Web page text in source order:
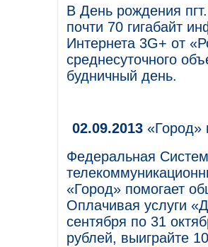
В День рождения
почти 70 гигабайт
Интернета 3G+ от
среднесуточного
будничный день.
02.09.2013 «Город»
Федеральная
«Город» помогает
Оплачивая услуги
сентября по 31
рублей, выиграйте